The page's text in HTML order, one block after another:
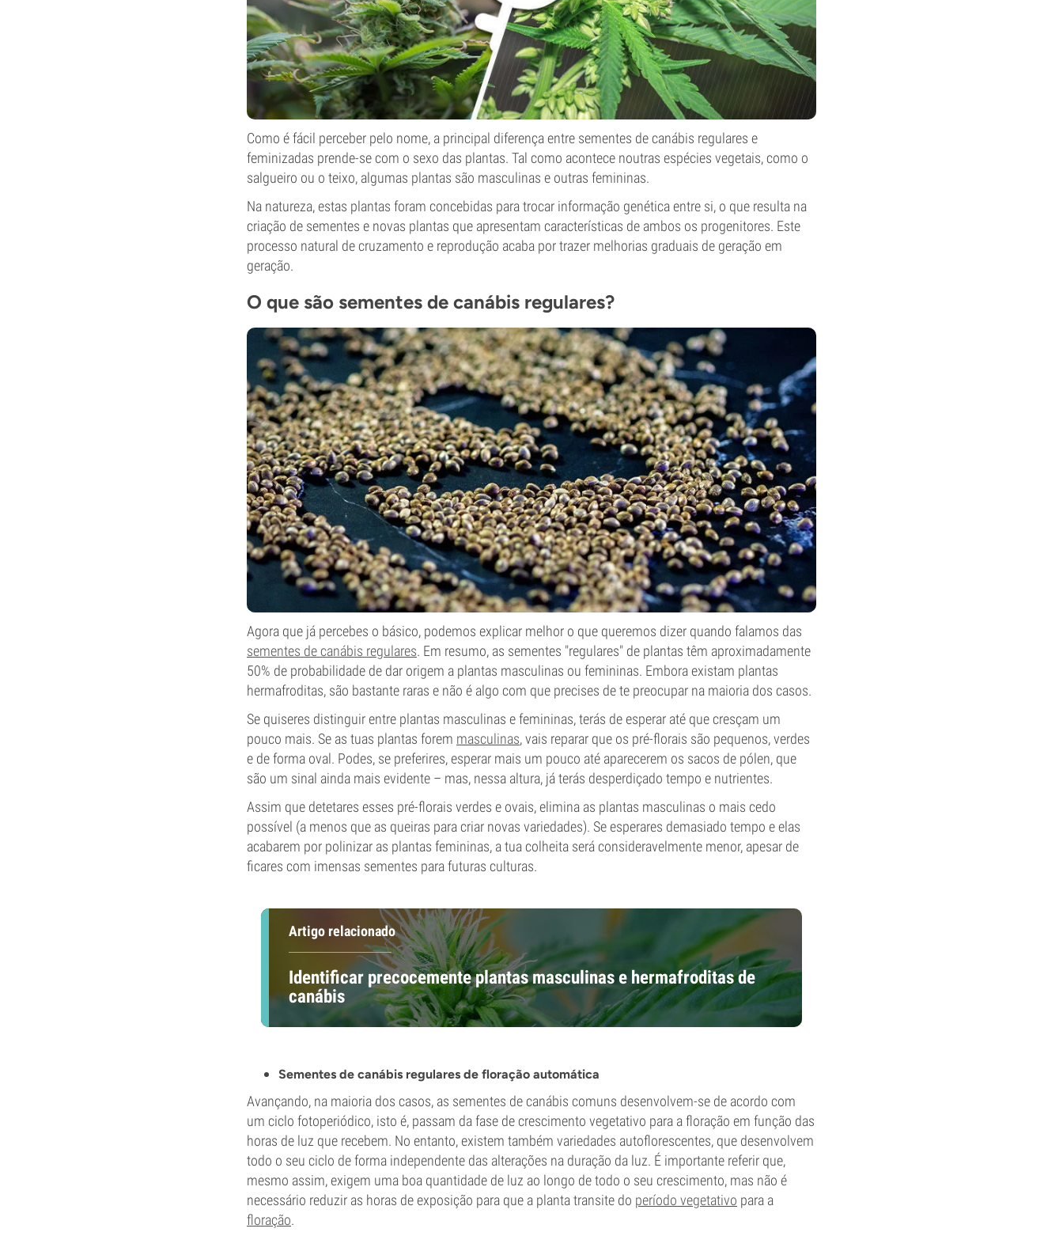
Como é fácil perceber pelo nome, a principal diferença entre sementes de canábis regulares e
feminizadas prende-se com o sexo das plantas. Tal como acontece noutras espécies vegetais, como o
salgueiro ou o teixo, algumas plantas são masculinas e outras femininas.
Na natureza, estas plantas foram concebidas para trocar informação genética entre si, o que resulta na
criação de sementes e novas plantas que apresentam características de ambos os progenitores. Este
processo natural de cruzamento e reprodução acaba por trazer melhorias graduais de geração em
geração.
O que são sementes de canábis regulares?
Agora que já percebes o básico, podemos explicar melhor o que queremos dizer quando falamos das
sementes de canábis regulares. Em resumo, as sementes "regulares" de plantas têm aproximadamente
50% de probabilidade de dar origem a plantas masculinas ou femininas. Embora existam plantas
hermafroditas, são bastante raras e não é algo com que precises de te preocupar na maioria dos casos.
Se quiseres distinguir entre plantas masculinas e femininas, terás de esperar até que cresçam um
pouco mais. Se as tuas plantas forem masculinas, vais reparar que os pré-florais são pequenos, verdes
e de forma oval. Podes, se preferires, esperar mais um pouco até aparecerem os sacos de pólen, que
são um sinal ainda mais evidente – mas, nessa altura, já terás desperdiçado tempo e nutrientes.
Assim que detetares esses pré-florais verdes e ovais, elimina as plantas masculinas o mais cedo
possível (a menos que as queiras para criar novas variedades). Se esperares demasiado tempo e elas
acabarem por polinizar as plantas femininas, a tua colheita será consideravelmente menor, apesar de
ficares com imensas sementes para futuras culturas.
Artigo relacionado
Identificar precocemente plantas masculinas e hermafroditas de
canábis
Sementes de canábis regulares de floração automática
Avançando, na maioria dos casos, as sementes de canábis comuns desenvolvem-se de acordo com
um ciclo fotoperiódico, isto é, passam da fase de crescimento vegetativo para a floração em função das
horas de luz que recebem. No entanto, existem também variedades autoflorescentes, que desenvolvem
todo o seu ciclo de forma independente das alterações na duração da luz. É importante referir que,
mesmo assim, exigem uma boa quantidade de luz ao longo de todo o seu crescimento, mas não é
necessário reduzir as horas de exposição para que a planta transite do período vegetativo para a
floração.